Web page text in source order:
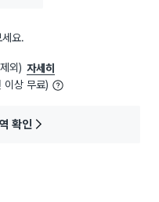
요.
외) 자세히
상 무료)
확인